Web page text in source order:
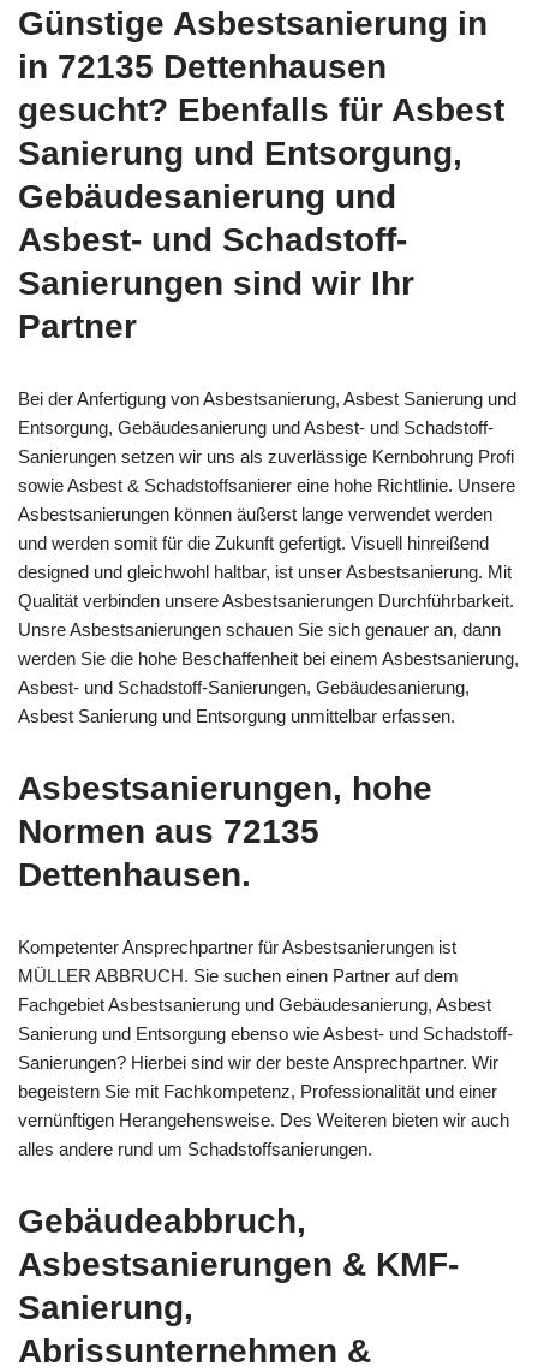
Günstige Asbestsanierung in
in 72135 Dettenhausen
gesucht? Ebenfalls für Asbest
Sanierung und Entsorgung,
Gebäudesanierung und
Asbest- und Schadstoff-
Sanierungen sind wir Ihr
Partner
Bei der Anfertigung von Asbestsanierung, Asbest Sanierung und
Entsorgung, Gebäudesanierung und Asbest- und Schadstoff-
Sanierungen setzen wir uns als zuverlässige Kernbohrung Profi
sowie Asbest & Schadstoffsanierer eine hohe Richtlinie. Unsere
Asbestsanierungen können äußerst lange verwendet werden
und werden somit für die Zukunft gefertigt. Visuell hinreißend
designed und gleichwohl haltbar, ist unser Asbestsanierung. Mit
Qualität verbinden unsere Asbestsanierungen Durchführbarkeit.
Unsre Asbestsanierungen schauen Sie sich genauer an, dann
werden Sie die hohe Beschaffenheit bei einem Asbestsanierung,
Asbest- und Schadstoff-Sanierungen, Gebäudesanierung,
Asbest Sanierung und Entsorgung unmittelbar erfassen.
Asbestsanierungen, hohe
Normen aus 72135
Dettenhausen.
Kompetenter Ansprechpartner für Asbestsanierungen ist
MÜLLER ABBRUCH. Sie suchen einen Partner auf dem
Fachgebiet Asbestsanierung und Gebäudesanierung, Asbest
Sanierung und Entsorgung ebenso wie Asbest- und Schadstoff-
Sanierungen? Hierbei sind wir der beste Ansprechpartner. Wir
begeistern Sie mit Fachkompetenz, Professionalität und einer
vernünftigen Herangehensweise. Des Weiteren bieten wir auch
alles andere rund um Schadstoffsanierungen.
Gebäudeabbruch,
Asbestsanierungen & KMF-
Sanierung,
Abrissunternehmen &